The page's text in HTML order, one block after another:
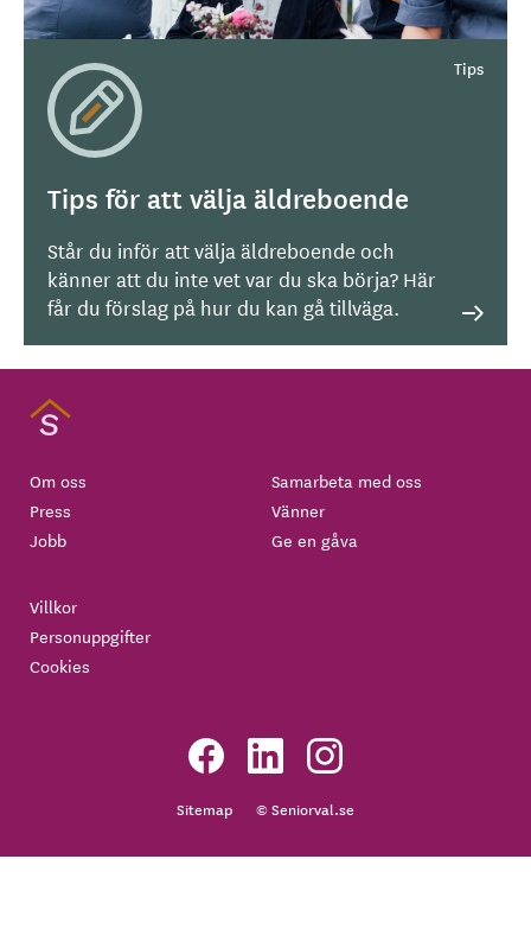
Tips för att välja äldreboende
Står du inför att välja äldreboende och
känner att du inte vet var du ska börja? Här
får du förslag på hur du kan gå tillväga.
Om oss
Press
Jobb
Samarbeta med oss
Vänner
Ge en gåva
Villkor
Personuppgifter
Cookies
Sitemap © Seniorval.se